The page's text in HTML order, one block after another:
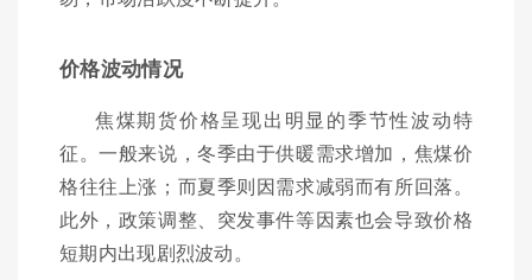
价格波动情况
焦煤期货价格呈现出明显的季节性波动特
征。一般来说，冬季由于供暖需求增加，焦煤价
格往往上涨；而夏季则因需求减弱而有所回落。
此外，政策调整、突发事件等因素也会导致价格
短期内出现剧烈波动。